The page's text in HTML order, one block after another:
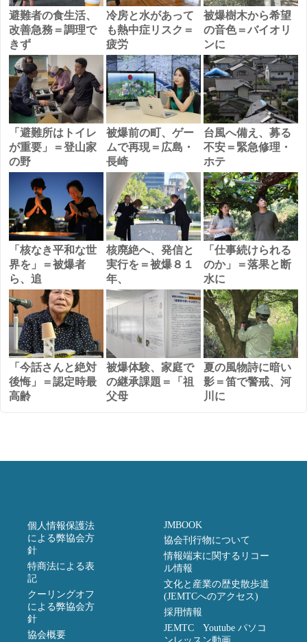
避難者の食生活、
改善急務＝調理で
きず
冷房と水があって
も熱中症リスク＝
疲労
被爆樹木から希望
の音色＝バイオリ
ンに
「避難所はトイレ
が重要」＝登山家
の野
被爆前の町、ゲー
ムで再現＝広島・
長崎
台風へ備え、募る
不安＝緊急修理・
ホテ
「核なき平和な世
界を」＝被爆者
ら、追
核廃絶へ、発信と
実行を＝被爆８１
年、
「仕事続けられる
のか」＝落果と断
水に
「今話さんと絶対
後悔」＝認定時最
高齢
被爆体験、家庭で
の継承課題＝「祖
父母
夏の風物詩に暗い
影＝笛で警戒、河
川に
個人情報保護法
による弊協会方
針
特商法による表
記
クーリングオフ
による弊協会方
針
協会概要
JMBOOK
協会刊行物について
情報端末に関するリコー
ル情報
文化と産業の歴史散歩道
(JEMTCへのアクセス)
採用情報
JEMTC Youtube パソコ